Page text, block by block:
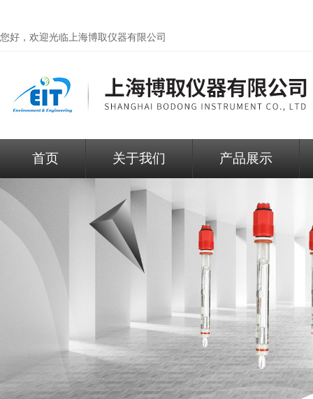
您好，欢迎光临上海博取仪器有限公司
首页 关于我们 产品展示